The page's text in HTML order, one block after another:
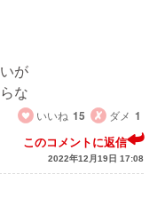
が
な
いいね 15 ダメ 1
このコメントに返信
2022年12月19日 17:08